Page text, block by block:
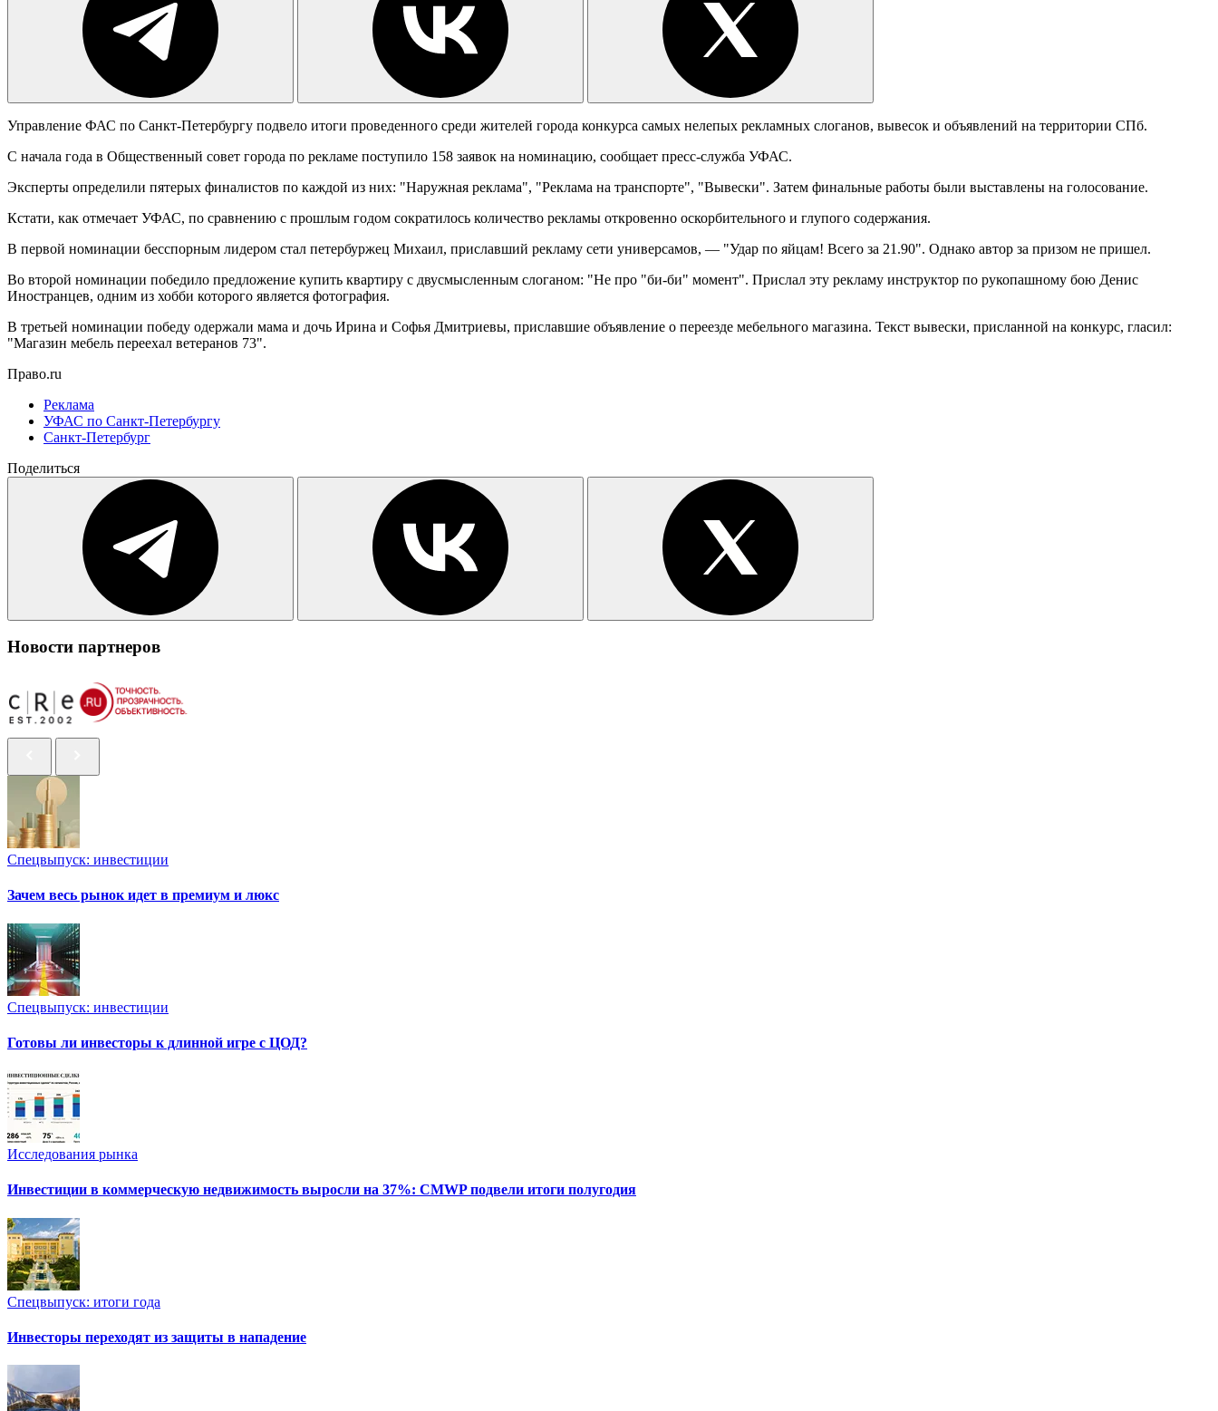
Управление ФАС по Санкт-Петербургу подвело итоги проведенного среди жителей города конкурса самых нелепых рекламных слоганов, вывесок и объявлений на территории СПб.
С начала года в Общественный совет города по рекламе поступило 158 заявок на номинацию, сообщает пресс-служба УФАС.
Эксперты определили пятерых финалистов по каждой из них: "Наружная реклама", "Реклама на транспорте", "Вывески". Затем финальные работы были выставлены на голосование.
Кстати, как отмечает УФАС, по сравнению с прошлым годом сократилось количество рекламы откровенно оскорбительного и глупого содержания.
В первой номинации бесспорным лидером стал петербуржец Михаил, приславший рекламу сети универсамов, — "Удар по яйцам! Всего за 21.90". Однако автор за призом не пришел.
Во второй номинации победило предложение купить квартиру с двусмысленным слоганом: "Не про "би-би" момент". Прислал эту рекламу инструктор по рукопашному бою Денис
Иностранцев, одним из хобби которого является фотография.
В третьей номинации победу одержали мама и дочь Ирина и Софья Дмитриевы, приславшие объявление о переезде мебельного магазина. Текст вывески, присланной на конкурс, гласил:
"Магазин мебель переехал ветеранов 73".
Право.ru
Реклама
УФАС по Санкт-Петербургу
Санкт-Петербург
Поделиться
Новости партнеров
Спецвыпуск: инвестиции
Зачем весь рынок идет в премиум и люкс
Спецвыпуск: инвестиции
Готовы ли инвесторы к длинной игре с ЦОД?
Исследования рынка
Инвестиции в коммерческую недвижимость выросли на 37%: CMWP подвели итоги полугодия
Спецвыпуск: итоги года
Инвесторы переходят из защиты в нападение